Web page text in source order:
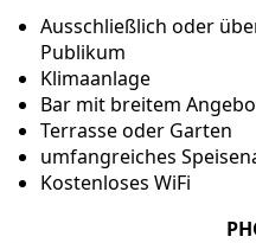
Ausschließlich oder
Publikum
Klimaanlage
Bar mit breitem
Terrasse oder Garten
umfangreiches
Kostenloses WiFi